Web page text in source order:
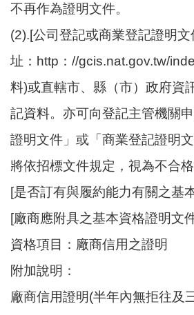
不再作為證明文件。
(2).[公司登記或商業登記證明
址：http：//gcis.nat.gov.tw/
料)或直轄市、縣（市）政府資
記資料。亦可向登記主管機關
證明文件」或「商業登記證明
將依招標文件規定，視為不合格
[是否訂有與履約能力有關之基
[廠商應附具之基本資格證明文
資格項目：廠商信用之證明
附加說明：
廠商信用證明(半年內無拒往及